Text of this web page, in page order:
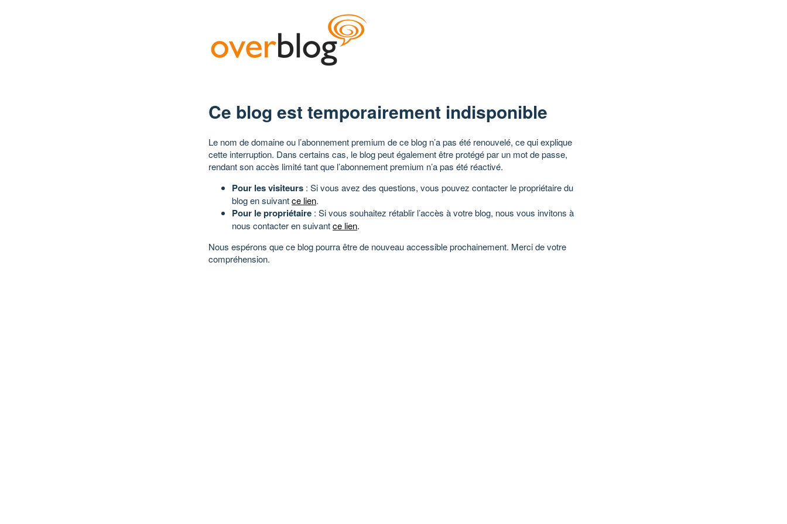
Ce blog est temporairement indisponible
Le nom de domaine ou l’abonnement premium de ce blog n’a pas été renouvelé, ce qui explique
cette interruption. Dans certains cas, le blog peut également être protégé par un mot de passe,
rendant son accès limité tant que l’abonnement premium n’a pas été réactivé.
Pour les visiteurs : Si vous avez des questions, vous pouvez contacter le propriétaire du
blog en suivantce lien.
Pour le propriétaire : Si vous souhaitez rétablir l’accès à votre blog, nous vous invitons à
nous contacter en suivantce lien.
Nous espérons que ce blog pourra être de nouveau accessible prochainement. Merci de votre
compréhension.